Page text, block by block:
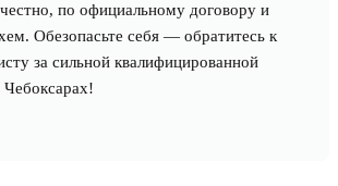
по официальному договору и
Обезопасьте себя — обратитесь к
за сильной квалифицированной